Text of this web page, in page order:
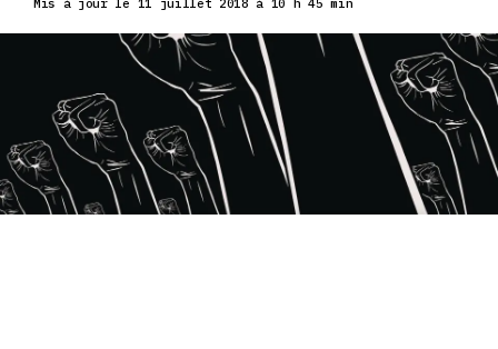
Mis à jour le 11 juillet 2018 à 10 h 45 min